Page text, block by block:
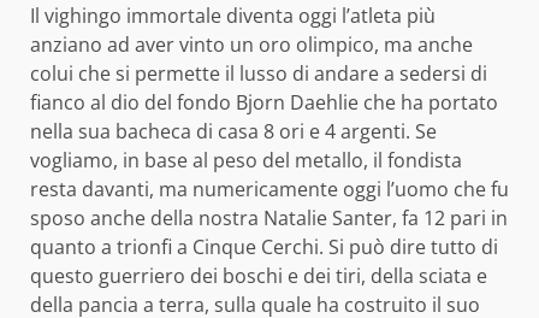
Il vighingo immortale diventa oggi l’atleta più
anziano ad aver vinto un oro olimpico, ma anche
colui che si permette il lusso di andare a sedersi di
fianco al dio del fondo Bjorn Daehlie che ha portato
nella sua bacheca di casa 8 ori e 4 argenti. Se
vogliamo, in base al peso del metallo, il fondista
resta davanti, ma numericamente oggi l’uomo che fu
sposo anche della nostra Natalie Santer, fa 12 pari in
quanto a trionfi a Cinque Cerchi. Si può dire tutto di
questo guerriero dei boschi e dei tiri, della sciata e
della pancia a terra, sulla quale ha costruito il suo